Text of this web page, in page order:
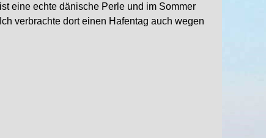
eine echte dänische Perle und im Sommer
verbrachte dort einen Hafentag auch wegen